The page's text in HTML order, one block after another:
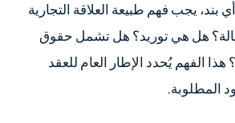
بند، يجب فهم طبيعة العلاقة التجارية
هل هي توريد؟ هل تشمل حقوق
الفهم يُحدد الإطار العام للعقد
المطلوبة.